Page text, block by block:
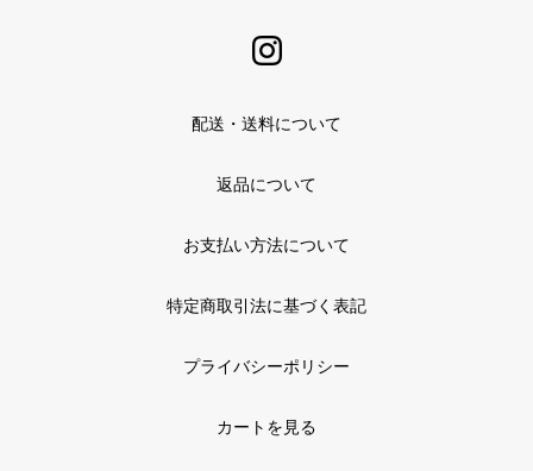
配送・送料について
返品について
お支払い方法について
特定商取引法に基づく表記
プライバシーポリシー
カートを見る